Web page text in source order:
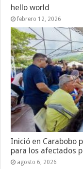
hello world
febrero 12, 2026
Inició en Carabobo
para los afectados
agosto 6, 2026